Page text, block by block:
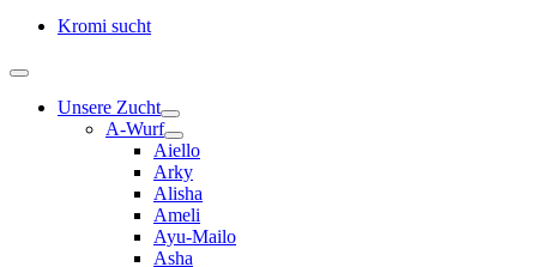
Kromi sucht
Unsere Zucht
A-Wurf
Aiello
Arky
Alisha
Ameli
Ayu-Mailo
Asha